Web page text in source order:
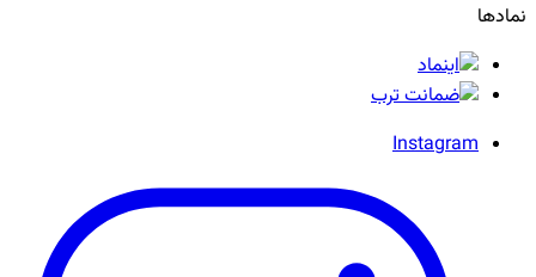
نمادها
Instagram